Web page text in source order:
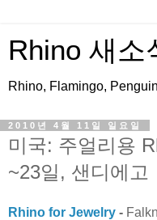
Rhino 새소
Rhino, Flamingo,
2010년 4월 11일 일요일
미국: 주얼리용
~23일, 샌디에고
Rhino for Jewelry -